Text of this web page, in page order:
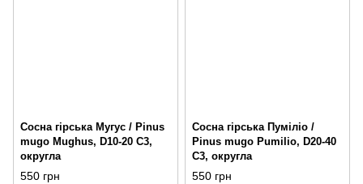
Сосна гірська Мугус / Pinus
mugo Mughus, D10-20 С3,
округла
550 грн
Сосна гірська Пуміліо /
Pinus mugo Pumilio, D20-40
С3, округла
550 грн